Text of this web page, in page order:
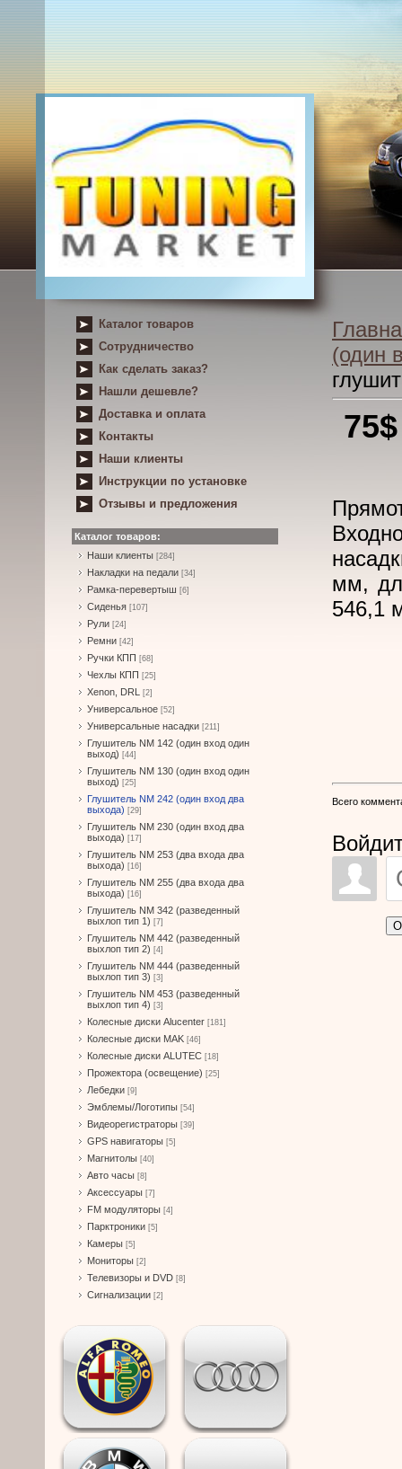
Каталог товаров
Сотрудничество
Как сделать заказ?
Нашли дешевле?
Доставка и оплата
Контакты
Наши клиенты
Инструкции по установке
Отзывы и предложения
Каталог товаров:
Наши клиенты [284]
Накладки на педали [34]
Рамка-перевертыш [6]
Сиденья [107]
Рули [24]
Ремни [42]
Ручки КПП [68]
Чехлы КПП [25]
Xenon, DRL [2]
Универсальное [52]
Универсальные насадки [211]
Глушитель NM 142 (один вход один
выход) [44]
Глушитель NM 130 (один вход один
выход) [25]
Глушитель NM 242 (один вход два
выхода) [29]
Глушитель NM 230 (один вход два
выхода) [17]
Глушитель NM 253 (два входа два
выхода) [16]
Глушитель NM 255 (два входа два
выхода) [16]
Глушитель NM 342 (разведенный
выхлоп тип 1) [7]
Глушитель NM 442 (разведенный
выхлоп тип 2) [4]
Глушитель NM 444 (разведенный
выхлоп тип 3) [3]
Глушитель NM 453 (разведенный
выхлоп тип 4) [3]
Колесные диски Alucenter [181]
Колесные диски MAK [46]
Колесные диски ALUTEC [18]
Прожектора (освещение) [25]
Лебедки [9]
Эмблемы/Логотипы [54]
Видеорегистраторы [39]
GPS навигаторы [5]
Магнитолы [40]
Авто часы [8]
Аксессуары [7]
FM модуляторы [4]
Парктроники [5]
Камеры [5]
Мониторы [2]
Телевизоры и DVD [8]
Сигнализации [2]
(один
мм,
546,1
Всего